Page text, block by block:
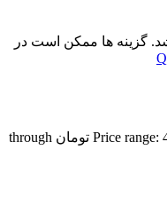
گزینه ها ممکن است در
Price range: 420.000 تومان through